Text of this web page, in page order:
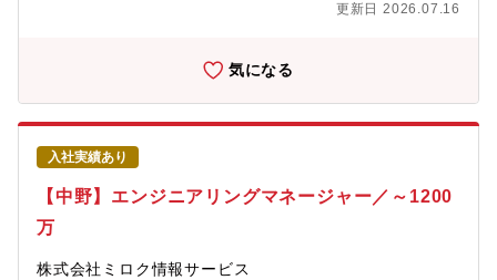
ンのミッション】同社が保有するERP・会計システム上の業務デ
いくことが最大のミッションです。データ活用基盤をゼロから立
ち上げ、社内外のステークホルダーと連携しながら、将来的なAI
活用や顧客への新しい価値提供の土台を作っていただきます。
【募集背景】同社は1977年の設立以来、全国約8,400の会計事務
所と、その顧問先である中堅・中小企業の業務を支えてきまし
た。会計・税務という、企業活動の根幹にあるデータを預かる事
業です。このデータは長年、伝票処理・申告業務といった「業務
処理」のために蓄えられてきました。いま、その膨大な業務デー
タを、顧客の経営判断を支援する「価値ある情報」へと変えてい
所の業務効率化、顧問先企業への新しい価値提供。その土台とな
更新日 2026.07.16
気になる
入社実績あり
【中野】エンジニアリングマネージャー／～1200
万
株式会社ミロク情報サービス